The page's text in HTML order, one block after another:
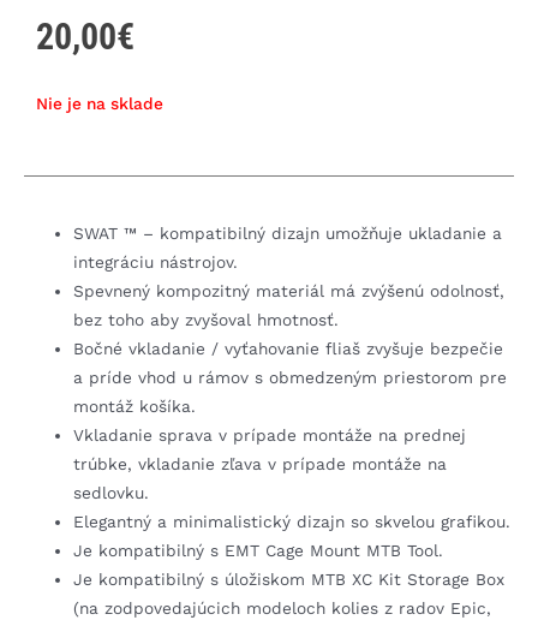
Nie je na sklade
20,00€
SWAT ™ – kompatibilný dizajn umožňuje ukladanie a
integráciu nástrojov.
Spevnený kompozitný materiál má zvýšenú odolnosť,
bez toho aby zvyšoval hmotnosť.
Bočné vkladanie / vyťahovanie fliaš zvyšuje bezpečie
a príde vhod u rámov s obmedzeným priestorom pre
montáž košíka.
Vkladanie sprava v prípade montáže na prednej
trúbke, vkladanie zľava v prípade montáže na
sedlovku.
Elegantný a minimalistický dizajn so skvelou grafikou.
Je kompatibilný s EMT Cage Mount MTB Tool.
Je kompatibilný s úložiskom MTB XC Kit Storage Box
(na zodpovedajúcich modeloch kolies z radov Epic,